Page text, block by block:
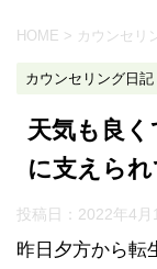
HOME > カウンセリ
カウンセリング日記
天気も良
に支えら
投稿日： 2022年4月
昨日夕方から転